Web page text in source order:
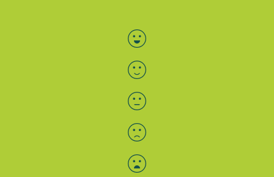
Bewertung auswählen